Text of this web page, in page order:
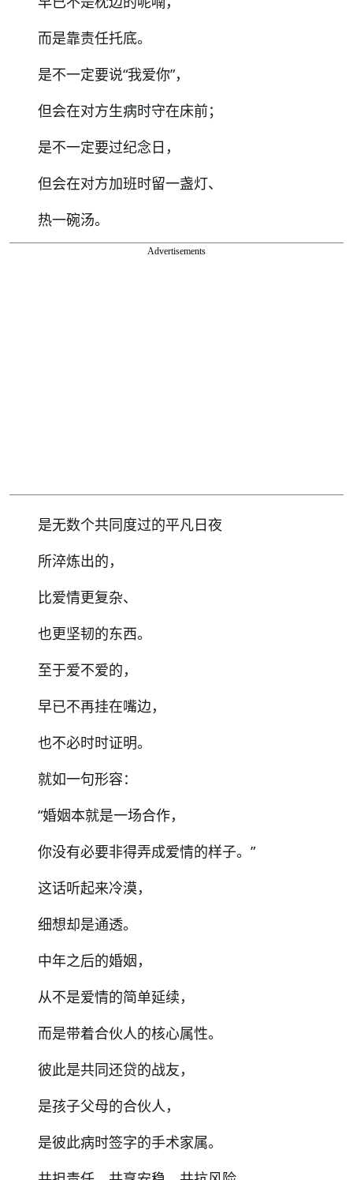
而是靠责任托底。
是不一定要说“我爱你”，
但会在对方生病时守在床前；
是不一定要过纪念日，
但会在对方加班时留一盏灯、
热一碗汤。
Advertisements
是无数个共同度过的平凡日夜
所淬炼出的，
比爱情更复杂、
也更坚韧的东西。
至于爱不爱的，
早已不再挂在嘴边，
也不必时时证明。
就如一句形容：
“婚姻本就是一场合作，
你没有必要非得弄成爱情的样子。”
这话听起来冷漠，
细想却是通透。
中年之后的婚姻，
从不是爱情的简单延续，
而是带着合伙人的核心属性。
彼此是共同还贷的战友，
是孩子父母的合伙人，
是彼此病时签字的手术家属。